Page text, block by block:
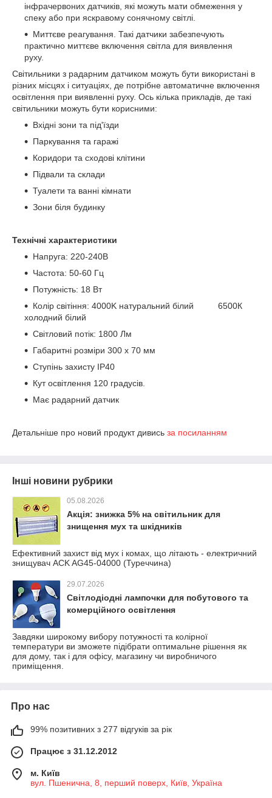
інфрачервоних датчиків, які можуть мати обмеження у
спеку або при яскравому сонячному світлі.
Миттєве реагування. Такі датчики забезпечують
практично миттєве включення світла для виявлення
руху.
Світильники з радарним датчиком можуть бути використані в
різних місцях і ситуаціях, де потрібне автоматичне включення
освітлення при виявленні руху. Ось кілька прикладів, де такі
світильники можуть бути корисними:
Вхідні зони та під'їзди
Паркування та гаражі
Коридори та сходові клітини
Підвали та склади
Туалети та ванні кімнати
Зони біля будинку
Технічні характеристики
Напруга: 220-240В
Частота: 50-60 Гц
Потужність: 18 Вт
Колір світіння: 4000K натуральний білий 6500К
холодний білий
Світловий потік: 1800 Лм
Габаритні розміри 300 х 70 мм
Ступінь захисту IP40
Кут освітлення 120 градусів.
Має радарний датчик
Детальніше про новий продукт дивись за посиланням
Інші новини рубрики
05.08.2026
Акція: знижка 5% на світильник для
знищення мух та шкідників
Ефективний захист від мух і комах, що літають - електричний
знищувач ACK AG45-04000 (Туреччина)
29.07.2026
Світлодіодні лампочки для побутового та
комерційного освітлення
Завдяки широкому вибору потужності та колірної
температури ви зможете підібрати оптимальне рішення як
для дому, так і для офісу, магазину чи виробничого
приміщення.
Про нас
99% позитивних з 277 відгуків за рік
Працює з 31.12.2012
м. Київ
вул. Пшенична, 8, перший поверх, Київ, Україна